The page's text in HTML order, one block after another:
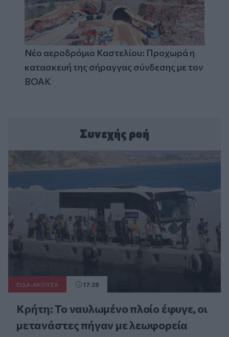
Νέο αεροδρόμιο Καστελίου: Προχωρά η
κατασκευή της σήραγγας σύνδεσης με τον
ΒΟΑΚ
Συνεχής ροή
ΕΙΔΑ-ΑΚΟΥΣΑ 17:28
Κρήτη: Το ναυλωμένο πλοίο έφυγε, οι
μετανάστες πήγαν με λεωφορεία